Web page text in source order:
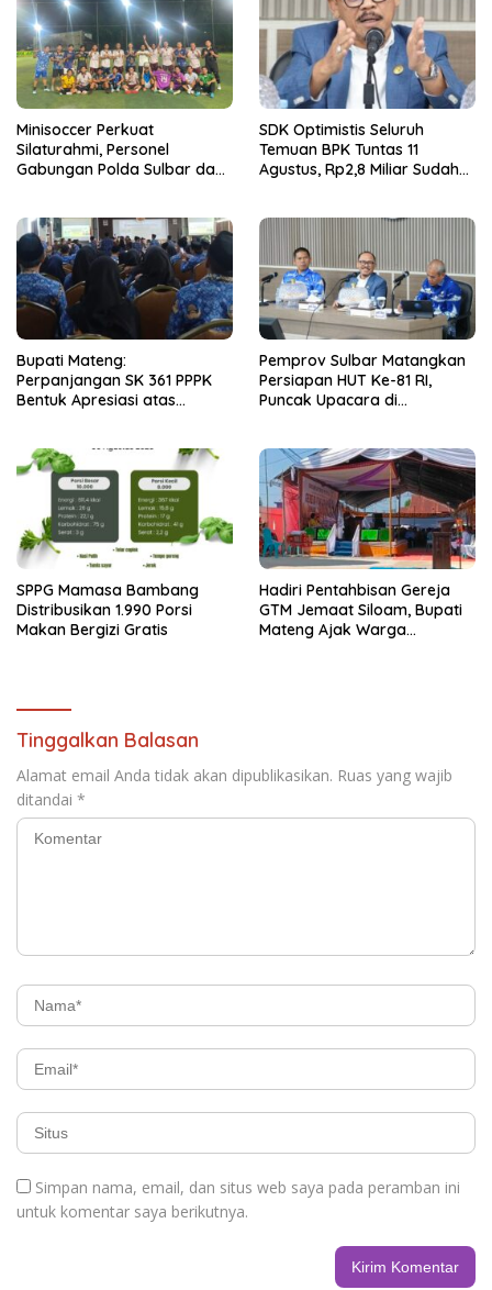
Minisoccer Perkuat
Silaturahmi, Personel
Gabungan Polda Sulbar dan
SDK Optimistis Seluruh
Temuan BPK Tuntas 11
Agustus, Rp2,8 Miliar Sudah
Bupati Mateng:
Perpanjangan SK 361 PPPK
Bentuk Apresiasi atas
Pemprov Sulbar Matangkan
Persiapan HUT Ke-81 RI,
Puncak Upacara di
SPPG Mamasa Bambang
Distribusikan 1.990 Porsi
Makan Bergizi Gratis
Hadiri Pentahbisan Gereja
GTM Jemaat Siloam, Bupati
Mateng Ajak Warga
Tinggalkan Balasan
Alamat email Anda tidak akan dipublikasikan. Ruas yang wajib
ditandai *
Simpan nama, email, dan situs web saya pada peramban ini
untuk komentar saya berikutnya.